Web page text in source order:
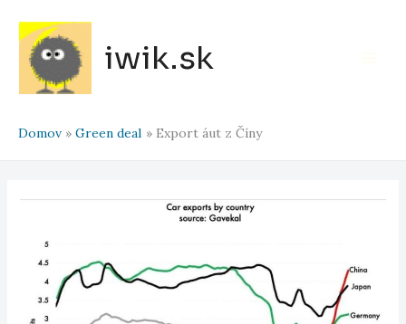
obsah
iwik.sk
Domov Green deal Export áut z Číny